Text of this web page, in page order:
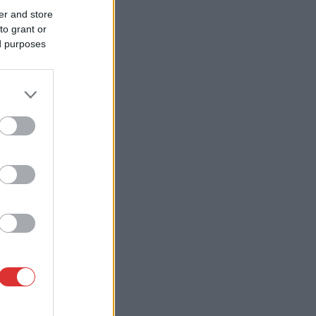
and store
grant or
purposes